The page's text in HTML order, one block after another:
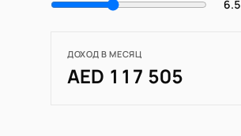
ДОХОД В МЕСЯЦ
AED 117 505